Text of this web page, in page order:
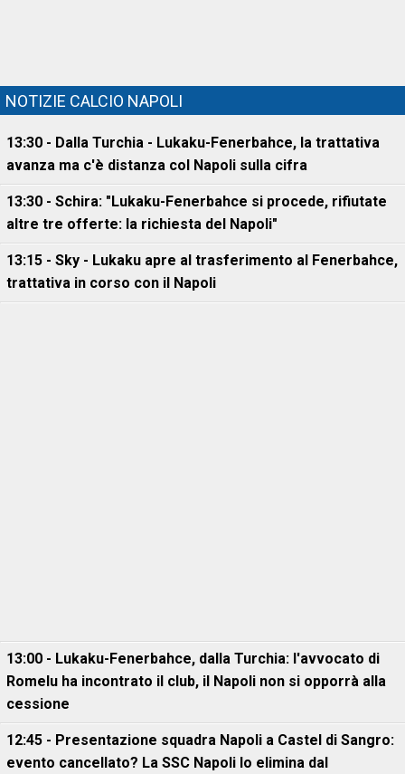
NOTIZIE CALCIO NAPOLI
13:30 - Dalla Turchia - Lukaku-Fenerbahce, la trattativa
avanza ma c'è distanza col Napoli sulla cifra
13:30 - Schira: "Lukaku-Fenerbahce si procede, rifiutate
altre tre offerte: la richiesta del Napoli"
13:15 - Sky - Lukaku apre al trasferimento al Fenerbahce,
trattativa in corso con il Napoli
13:00 - Lukaku-Fenerbahce, dalla Turchia: l'avvocato di
Romelu ha incontrato il club, il Napoli non si opporrà alla
cessione
12:45 - Presentazione squadra Napoli a Castel di Sangro:
evento cancellato? La SSC Napoli lo elimina dal